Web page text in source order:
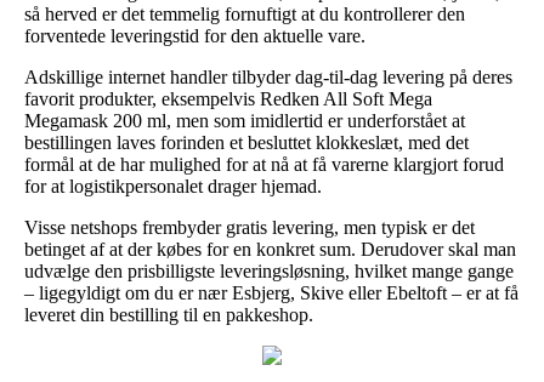
så herved er det temmelig fornuftigt at du kontrollerer den
forventede leveringstid for den aktuelle vare.
Adskillige internet handler tilbyder dag-til-dag levering på deres
favorit produkter, eksempelvis Redken All Soft Mega
Megamask 200 ml, men som imidlertid er underforstået at
bestillingen laves forinden et besluttet klokkeslæt, med det
formål at de har mulighed for at nå at få varerne klargjort forud
for at logistikpersonalet drager hjemad.
Visse netshops frembyder gratis levering, men typisk er det
betinget af at der købes for en konkret sum. Derudover skal man
udvælge den prisbilligste leveringsløsning, hvilket mange gange
– ligegyldigt om du er nær Esbjerg, Skive eller Ebeltoft – er at få
leveret din bestilling til en pakkeshop.